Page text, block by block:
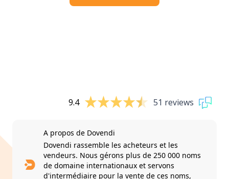
9.4 51 reviews
A propos de Dovendi
Dovendi rassemble les acheteurs et les
vendeurs. Nous gérons plus de 250 000 noms
de domaine internationaux et servons
d'intermédiaire pour la vente de ces noms,